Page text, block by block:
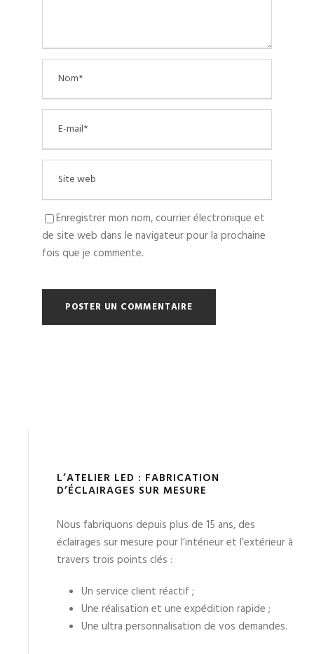
Enregistrer mon nom, courrier électronique et
de site web dans le navigateur pour la prochaine
fois que je commente.
L’ATELIER LED : FABRICATION
D’ÉCLAIRAGES SUR MESURE
Nous fabriquons depuis plus de 15 ans, des
éclairages sur mesure pour l’intérieur et l’extérieur à
travers trois points clés :
Un service client réactif ;
Une réalisation et une expédition rapide ;
Une ultra personnalisation de vos demandes.